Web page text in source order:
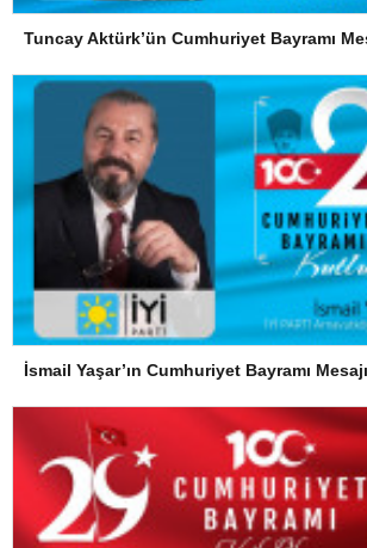
Tuncay Aktürk’ün Cumhuriyet Bayramı
İsmail Yaşar’ın Cumhuriyet Bayramı Mesajı